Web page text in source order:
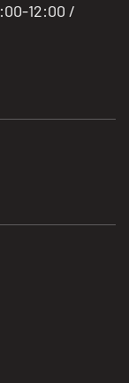
12:00 /